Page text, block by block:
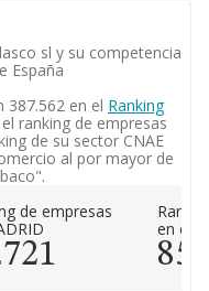
sl y su competencia
España
387.562 en el Ranking
ranking de empresas
de su sector CNAE
al por mayor de
de empresas
en el
851